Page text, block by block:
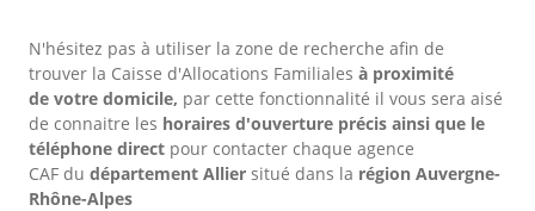
N'hésitez pas à utiliser la zone de recherche afin de
trouver la Caisse d'Allocations Familiales à proximité
de votre domicile, par cette fonctionnalité il vous sera aisé
de connaitre les horaires d'ouverture précis ainsi que le
téléphone direct pour contacter chaque agence
CAF du département Allier situé dans la région Auvergne-
Rhône-Alpes